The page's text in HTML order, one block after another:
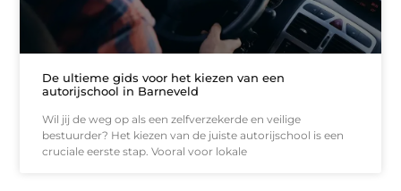
De ultieme gids voor het kiezen van een
autorijschool in Barneveld
Wil jij de weg op als een zelfverzekerde en veilige
bestuurder? Het kiezen van de juiste autorijschool is een
cruciale eerste stap. Vooral voor lokale